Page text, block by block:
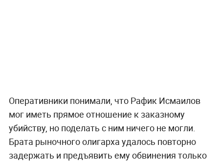
Оперативники понимали, что Рафик Исмаилов
мог иметь прямое отношение к заказному
убийству, но поделать с ним ничего не могли.
Брата рыночного олигарха удалось повторно
задержать и предъявить ему обвинения только